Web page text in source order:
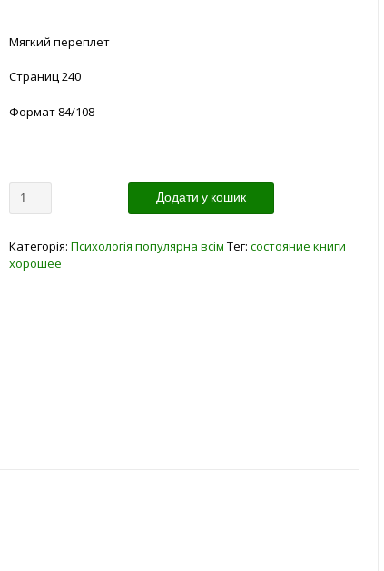
Мягкий переплет
Страниц 240
Формат 84/108
Кількість Додати у кошик
Категорія: Психологія популярна всім Тег: состояние книги
хорошее